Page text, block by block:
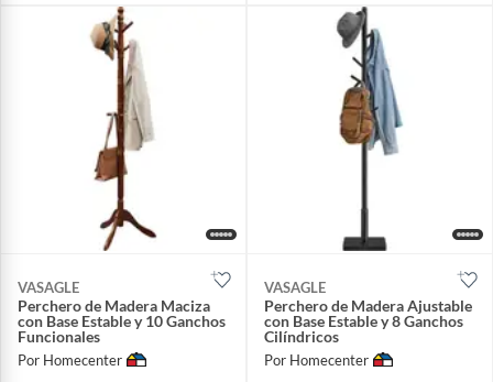
VASAGLE
Perchero de Madera Maciza
con Base Estable y 10 Ganchos
Funcionales
Por Homecenter
VASAGLE
Perchero de Madera Ajustable
con Base Estable y 8 Ganchos
Cilíndricos
Por Homecenter